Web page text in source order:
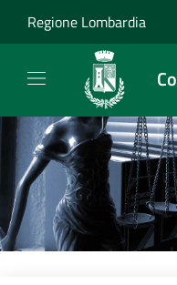
Regione Lombardia